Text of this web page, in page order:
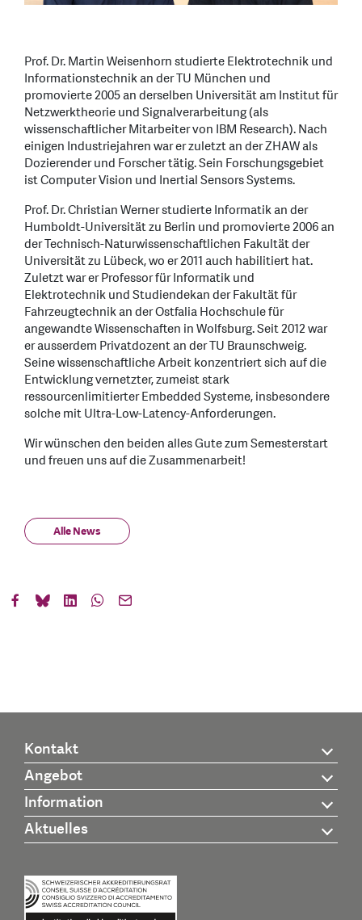
Prof. Dr. Martin Weisenhorn studierte Elektrotechnik und
Informationstechnik an der TU München und
promovierte 2005 an derselben Universität am Institut für
Netzwerktheorie und Signalverarbeitung (als
wissenschaftlicher Mitarbeiter von IBM Research). Nach
einigen Industriejahren war er zuletzt an der ZHAW als
Dozierender und Forscher tätig. Sein Forschungsgebiet
ist Computer Vision und Inertial Sensors Systems.
Prof. Dr. Christian Werner studierte Informatik an der
Humboldt-Universität zu Berlin und promovierte 2006 an
der Technisch-Naturwissenschaftlichen Fakultät der
Universität zu Lübeck, wo er 2011 auch habilitiert hat.
Zuletzt war er Professor für Informatik und
Elektrotechnik und Studiendekan der Fakultät für
Fahrzeugtechnik an der Ostfalia Hochschule für
angewandte Wissenschaften in Wolfsburg. Seit 2012 war
er ausserdem Privatdozent an der TU Braunschweig.
Seine wissenschaftliche Arbeit konzentriert sich auf die
Entwicklung vernetzter, zumeist stark
ressourcenlimitierter Embedded Systeme, insbesondere
solche mit Ultra-Low-Latency-Anforderungen.
Wir wünschen den beiden alles Gute zum Semesterstart
und freuen uns auf die Zusammenarbeit!
Alle News
Kontakt
Angebot
Information
Aktuelles